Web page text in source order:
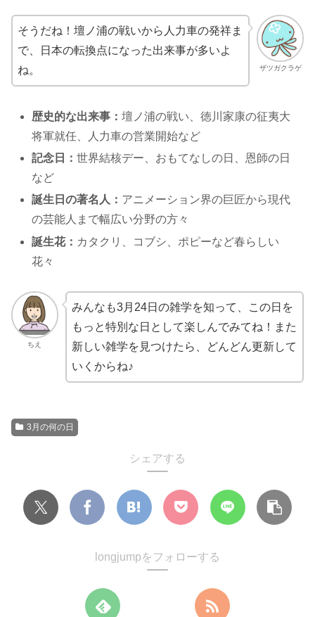
ザツガクラゲ
そうだね！壇ノ浦の戦いから人力車の発祥ま
で、日本の転換点になった出来事が多いよ
ね。
歴史的な出来事：壇ノ浦の戦い、徳川家康の征夷大
将軍就任、人力車の営業開始など
記念日：世界結核デー、おもてなしの日、恩師の日
など
誕生日の著名人： アニメーション界の巨匠から現代
の芸能人まで幅広い分野の方々
誕生花： カタクリ、コブシ、ポピーなど春らしい
花々
ちえ
みんなも3月24日の雑学を知って、この日を
もっと特別な日として楽しんでみてね！また
新しい雑学を見つけたら、どんどん更新して
いくからね♪
3月の何の日
シェアする
longjumpをフォローする